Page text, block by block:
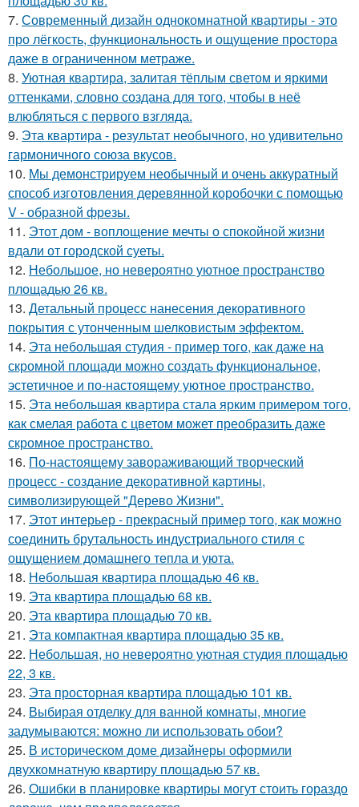
7. Современный дизайн однокомнатной квартиры - это
про лёгкость, функциональность и ощущение простора
даже в ограниченном метраже.
8. Уютная квартира, залитая тёплым светом и яркими
оттенками, словно создана для того, чтобы в неё
влюбляться с первого взгляда.
9. Эта квартира - результат необычного, но удивительно
гармоничного союза вкусов.
10. Мы демонстрируем необычный и очень аккуратный
способ изготовления деревянной коробочки с помощью
V - образной фрезы.
11. Этот дом - воплощение мечты о спокойной жизни
вдали от городской суеты.
12. Небольшое, но невероятно уютное пространство
площадью 26 кв.
13. Детальный процесс нанесения декоративного
покрытия с утонченным шелковистым эффектом.
14. Эта небольшая студия - пример того, как даже на
скромной площади можно создать функциональное,
эстетичное и по-настоящему уютное пространство.
15. Эта небольшая квартира стала ярким примером того,
как смелая работа с цветом может преобразить даже
скромное пространство.
16. По-настоящему завораживающий творческий
процесс - создание декоративной картины,
символизирующей "Дерево Жизни".
17. Этот интерьер - прекрасный пример того, как можно
соединить брутальность индустриального стиля с
ощущением домашнего тепла и уюта.
18. Небольшая квартира площадью 46 кв.
19. Эта квартира площадью 68 кв.
20. Эта квартира площадью 70 кв.
21. Эта компактная квартира площадью 35 кв.
22. Небольшая, но невероятно уютная студия площадью
22, 3 кв.
23. Эта просторная квартира площадью 101 кв.
24. Выбирая отделку для ванной комнаты, многие
задумываются: можно ли использовать обои?
25. В историческом доме дизайнеры оформили
двухкомнатную квартиру площадью 57 кв.
26. Ошибки в планировке квартиры могут стоить гораздо